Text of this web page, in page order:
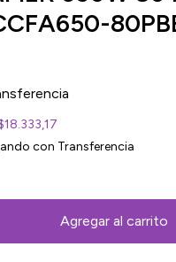
con Transferencia